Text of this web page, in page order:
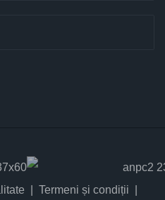
Termeni și condiții